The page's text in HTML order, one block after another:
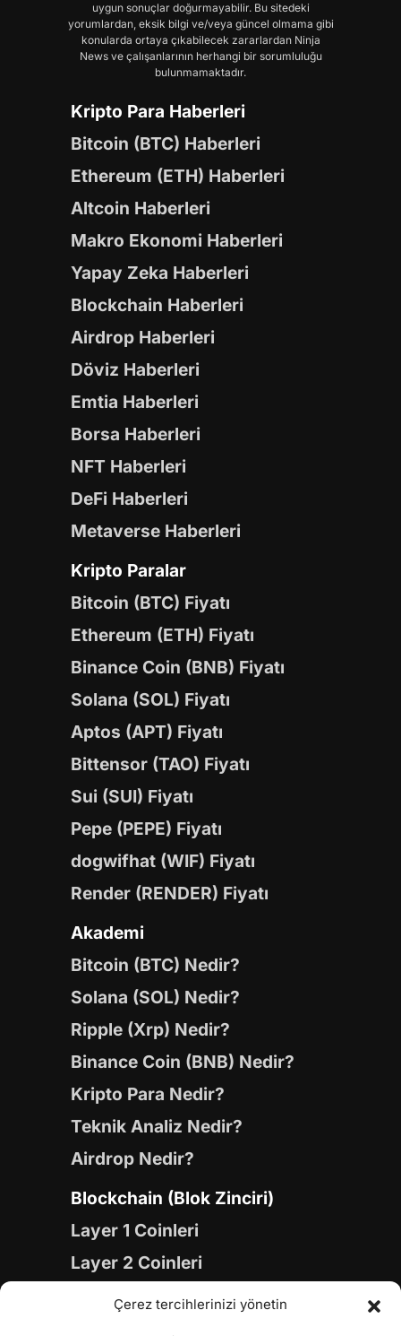
Çerez tercihlerinizi yönetin
uygun sonuçlar doğurmayabilir. Bu sitedeki
yorumlardan, eksik bilgi ve/veya güncel olmama gibi
konularda ortaya çıkabilecek zararlardan Ninja
News ve çalışanlarının herhangi bir sorumluluğu
bulunmamaktadır.
Kripto Para Haberleri
Bitcoin (BTC) Haberleri
Ethereum (ETH) Haberleri
Altcoin Haberleri
Makro Ekonomi Haberleri
Yapay Zeka Haberleri
Blockchain Haberleri
Airdrop Haberleri
Döviz Haberleri
Emtia Haberleri
Borsa Haberleri
NFT Haberleri
DeFi Haberleri
Metaverse Haberleri
Kripto Paralar
Bitcoin (BTC) Fiyatı
Ethereum (ETH) Fiyatı
Binance Coin (BNB) Fiyatı
Solana (SOL) Fiyatı
Aptos (APT) Fiyatı
Bittensor (TAO) Fiyatı
Sui (SUI) Fiyatı
Pepe (PEPE) Fiyatı
dogwifhat (WIF) Fiyatı
Render (RENDER) Fiyatı
Akademi
Bitcoin (BTC) Nedir?
Solana (SOL) Nedir?
Ripple (Xrp) Nedir?
Binance Coin (BNB) Nedir?
Kripto Para Nedir?
Teknik Analiz Nedir?
Airdrop Nedir?
Blockchain (Blok Zinciri)
Layer 1 Coinleri
Layer 2 Coinleri
Yapay Zeka (AI) Coinleri